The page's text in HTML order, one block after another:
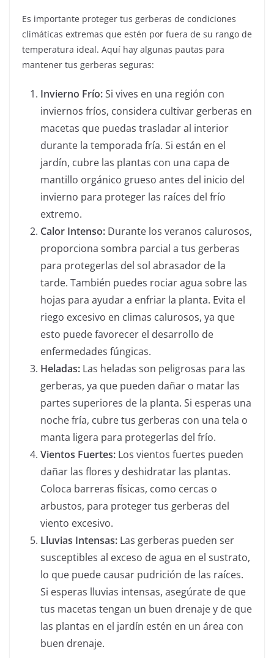
Es importante proteger tus gerberas de condiciones
climáticas extremas que estén por fuera de su rango de
temperatura ideal. Aquí hay algunas pautas para
mantener tus gerberas seguras:
Invierno Frío:Si vives en una región con
inviernos fríos, considera cultivar gerberas en
macetas que puedas trasladar al interior
durante la temporada fría. Si están en el
jardín, cubre las plantas con una capa de
mantillo orgánico grueso antes del inicio del
invierno para proteger las raíces del frío
extremo.
Calor Intenso: Durante los veranos calurosos,
proporciona sombra parcial a tus gerberas
para protegerlas del sol abrasador de la
tarde. También puedes rociar agua sobre las
hojas para ayudar a enfriar la planta. Evita el
riego excesivo en climas calurosos, ya que
esto puede favorecer el desarrollo de
enfermedades fúngicas.
Heladas: Las heladas son peligrosas para las
gerberas, ya que pueden dañar o matar las
partes superiores de la planta. Si esperas una
noche fría, cubre tus gerberas con una tela o
manta ligera para protegerlas del frío.
Vientos Fuertes: Los vientos fuertes pueden
dañar las flores y deshidratar las plantas.
Coloca barreras físicas, como cercas o
arbustos, para proteger tus gerberas del
viento excesivo.
Lluvias Intensas: Las gerberas pueden ser
susceptibles al exceso de agua en el sustrato,
lo que puede causar pudrición de las raíces.
Si esperas lluvias intensas, asegúrate de que
tus macetas tengan un buen drenaje y de que
las plantas en el jardín estén en un área con
buen drenaje.